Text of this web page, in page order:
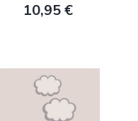
10,95 €